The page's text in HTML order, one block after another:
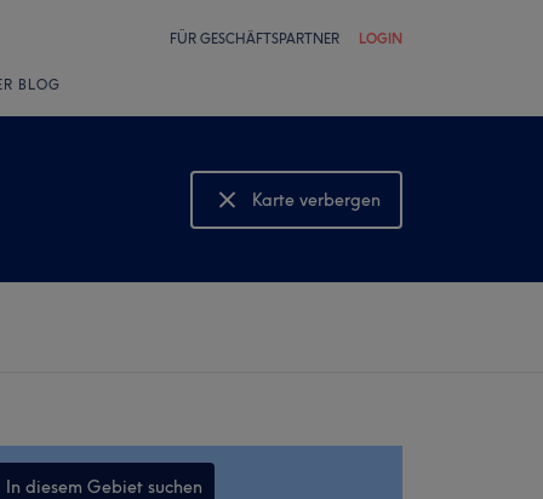
FÜR GESCHÄFTSPARTNER LOGIN
BLOG
Karte verbergen
Karte anzeigen
In diesem Gebiet suchen